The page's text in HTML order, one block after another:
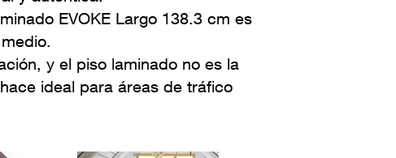
EVOKE Largo 138.3 cm es
y el piso laminado no es la
ideal para áreas de tráfico